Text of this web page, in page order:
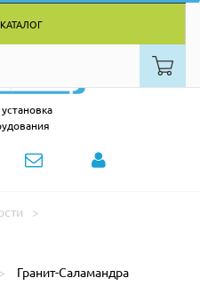
Гранит-Саламандра